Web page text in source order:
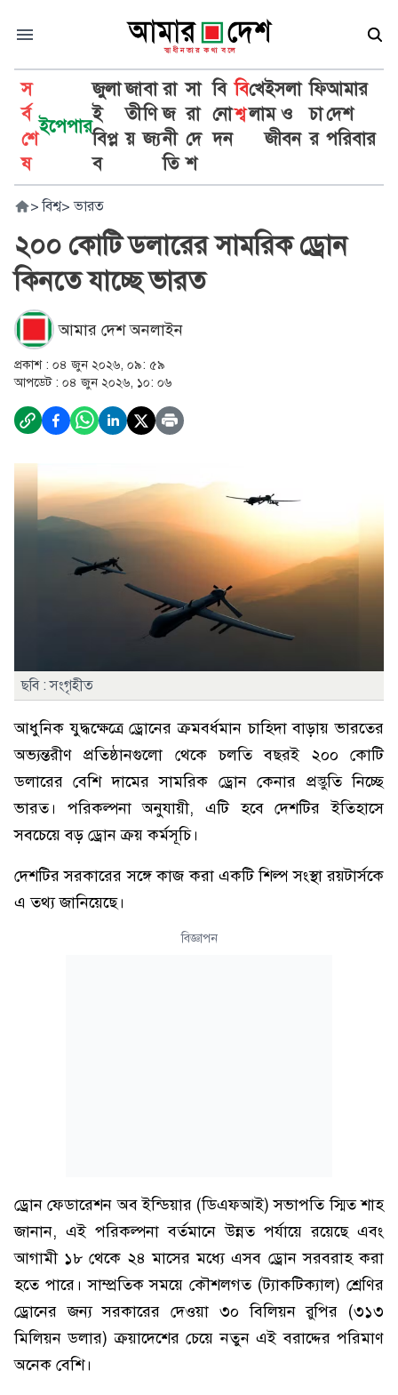
স
র্ব
শে
ষ
ইপেপার
জুলা
ই
বিপ্ল
ব
জা
তী
য়
বা
ণি
জ্য
রা
জ
নী
তি
সা
রা
দে
শ
বি
নো
দন
বি
শ্ব
খে
লা
ইসলা
ম ও
জীবন
ফি
চা
র
আমার
দেশ
পরিবার
> বিশ্ব> ভারত
২০০ কোটি ডলারের সামরিক ড্রোন
কিনতে যাচ্ছে ভারত
আমার দেশ অনলাইন
প্রকাশ : ০৪ জুন ২০২৬, ০৯: ৫৯
আপডেট : ০৪ জুন ২০২৬, ১০: ০৬
ছবি : সংগৃহীত
আধুনিক যুদ্ধক্ষেত্রে ড্রোনের ক্রমবর্ধমান চাহিদা বাড়ায় ভারতের
অভ্যন্তরীণ প্রতিষ্ঠানগুলো থেকে চলতি বছরই ২০০ কোটি
ডলারের বেশি দামের সামরিক ড্রোন কেনার প্রস্তুতি নিচ্ছে
ভারত। পরিকল্পনা অনুযায়ী, এটি হবে দেশটির ইতিহাসে
সবচেয়ে বড় ড্রোন ক্রয় কর্মসূচি।
দেশটির সরকারের সঙ্গে কাজ করা একটি শিল্প সংস্থা রয়টার্সকে
এ তথ্য জানিয়েছে।
বিজ্ঞাপন
ড্রোন ফেডারেশন অব ইন্ডিয়ার (ডিএফআই) সভাপতি স্মিত শাহ
জানান, এই পরিকল্পনা বর্তমানে উন্নত পর্যায়ে রয়েছে এবং
আগামী ১৮ থেকে ২৪ মাসের মধ্যে এসব ড্রোন সরবরাহ করা
হতে পারে। সাম্প্রতিক সময়ে কৌশলগত (ট্যাকটিক্যাল) শ্রেণির
ড্রোনের জন্য সরকারের দেওয়া ৩০ বিলিয়ন রুপির (৩১৩
মিলিয়ন ডলার) ক্রয়াদেশের চেয়ে নতুন এই বরাদ্দের পরিমাণ
অনেক বেশি।